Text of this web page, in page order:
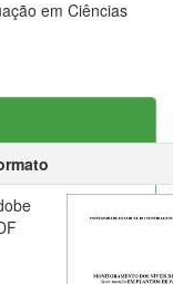
em Ciências